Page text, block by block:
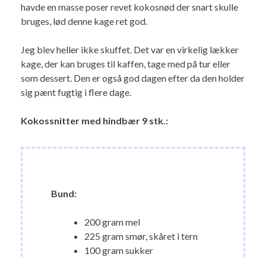
havde en masse poser revet kokosnød der snart skulle
bruges, lød denne kage ret god.
Jeg blev heller ikke skuffet. Det var en virkelig lækker
kage, der kan bruges til kaffen, tage med på tur eller
som dessert. Den er også god dagen efter da den holder
sig pænt fugtig i flere dage.
Kokossnitter med hindbær 9 stk.:
Bund:
200 gram mel
225 gram smør, skåret i tern
100 gram sukker